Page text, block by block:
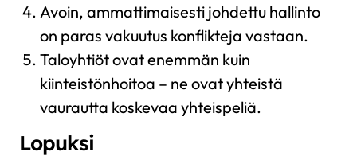
Avoin, ammattimaisesti johdettu hallinto
on paras vakuutus konflikteja vastaan.
Taloyhtiöt ovat enemmän kuin
kiinteistönhoitoa – ne ovat yhteistä
vaurautta koskevaa yhteispeliä.
Lopuksi